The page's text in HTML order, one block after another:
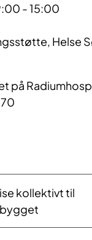
- 15:00
Helse
på
kollektivt til